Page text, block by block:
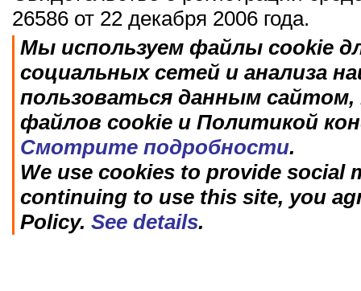
26586 от 22 декабря 2006 года.
Мы используем файлы cookie
социальных сетей и анализа
пользоваться данным
файлов cookie и Политикой
Смотрите подробности.
We use cookies to provide social
continuing to use this site, you
Policy. See details.